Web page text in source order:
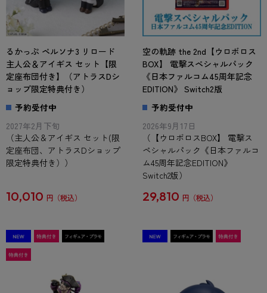
るかっぷ ペルソナ3 リロード
主人公＆アイギス セット【限
定座布団付き】（アトラスDシ
ョップ限定特典付き）
予約受付中
2027年2月下旬
（主人公＆アイギス セット(限
定座布団、アトラスDショップ
限定特典付き））
10,010 円
空の軌跡 the 2nd【ウロボロス
BOX】 電撃スペシャルパック
《日本ファルコム45周年記念
EDITION》 Switch2版
予約受付中
2026年9月17日
（【ウロボロスBOX】 電撃ス
ペシャルパック《日本ファルコ
ム45周年記念EDITION》
Switch2版）
29,810 円